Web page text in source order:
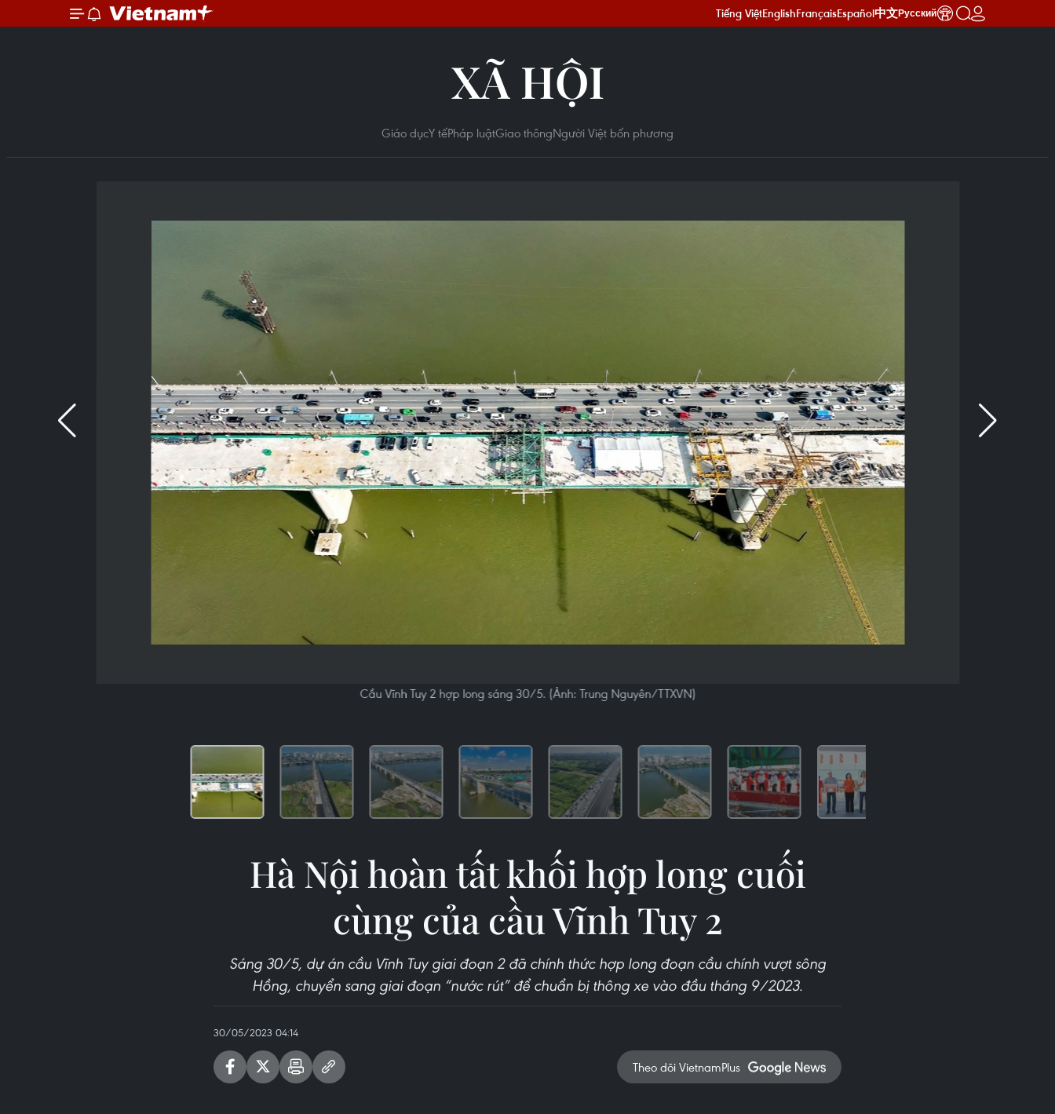
Tiếng ViệtEnglishFrançaisEspañol中文Русский
XÃ HỘI
Giáo dụcY tếPháp luậtGiao thôngNgười Việt bốn phương
Cầu Vĩnh Tuy 2 hợp long sáng 30/5. (Ảnh: Trung Nguyên/TTXVN)
Hà Nội hoàn tất khối hợp long cuối
cùng của cầu Vĩnh Tuy 2
Sáng 30/5, dự án cầu Vĩnh Tuy giai đoạn 2 đã chính thức hợp long đoạn cầu chính vượt sông
Hồng, chuyển sang giai đoạn “nước rút” để chuẩn bị thông xe vào đầu tháng 9/2023.
30/05/2023 04:14
Theo dõi VietnamPlus